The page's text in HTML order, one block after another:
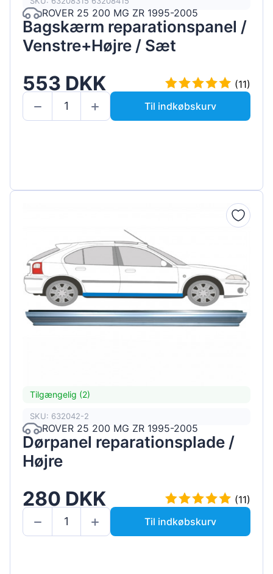
ROVER 25 200 MG ZR 1995-2005
Bagskærm reparationspanel /
Venstre+Højre / Sæt
553 DKK
(11)
Til indkøbskurv
Tilgængelig (2)
SKU: 632042-2
ROVER 25 200 MG ZR 1995-2005
Dørpanel reparationsplade /
Højre
280 DKK
(11)
Til indkøbskurv